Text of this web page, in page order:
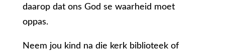
daarop dat ons God se waarheid moet
oppas.
Neem jou kind na die kerk biblioteek of